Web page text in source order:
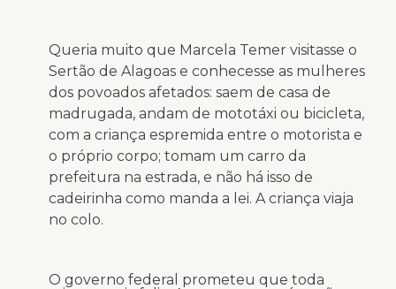
Queria muito que Marcela Temer visitasse o
Sertão de Alagoas e conhecesse as mulheres
dos povoados afetados: saem de casa de
madrugada, andam de mototáxi ou bicicleta,
com a criança espremida entre o motorista e
o próprio corpo; tomam um carro da
prefeitura na estrada, e não há isso de
cadeirinha como manda a lei. A criança viaja
no colo.
O governo federal prometeu que toda